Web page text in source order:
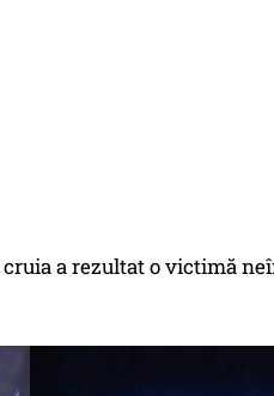
a rezultat o victimă